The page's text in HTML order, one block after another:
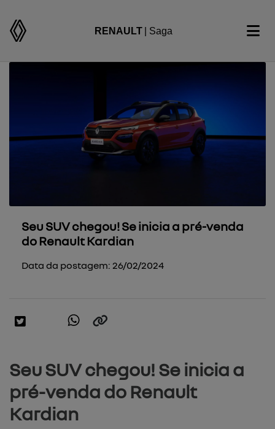
RENAULT | Saga
Seu SUV chegou! Se inicia a pré-venda
do Renault Kardian
Data da postagem: 26/02/2024
Seu SUV chegou! Se inicia a
pré-venda do Renault
Kardian